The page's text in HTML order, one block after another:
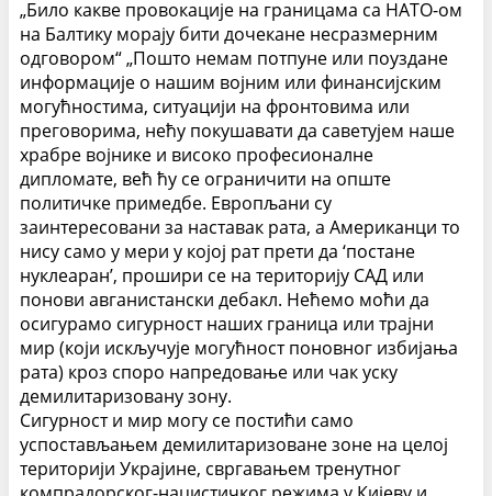
„Било какве провокације на границама са НАТО-ом
на Балтику морају бити дочекане несразмерним
одговором“„Пошто немам потпуне или поуздане
информације о нашим војним или финансијским
могућностима, ситуацији на фронтовима или
преговорима, нећу покушавати да саветујем наше
храбре војнике и високо професионалне
дипломате, већ ћу се ограничити на опште
политичке примедбе. Европљани су
заинтересовани за наставак рата, а Американци то
нису само у мери у којој рат прети да ‘постане
нуклеаран’, прошири се на територију САД или
понови авганистански дебакл. Нећемо моћи да
осигурамо сигурност наших граница или трајни
мир (који искључује могућност поновног избијања
рата) кроз споро напредовање или чак уску
демилитаризовану зону.
Сигурност и мир могу се постићи само
успостављањем демилитаризоване зоне на целој
територији Украјине, свргавањем тренутног